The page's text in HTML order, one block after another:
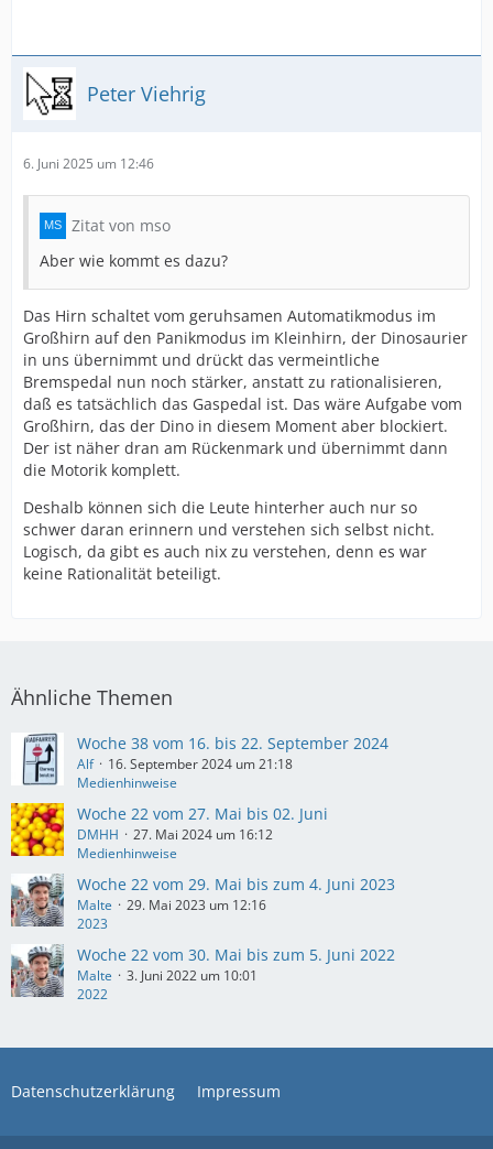
Peter Viehrig
6. Juni 2025 um 12:46
Zitat von mso
Aber wie kommt es dazu?
Das Hirn schaltet vom geruhsamen Automatikmodus im
Großhirn auf den Panikmodus im Kleinhirn, der Dinosaurier
in uns übernimmt und drückt das vermeintliche
Bremspedal nun noch stärker, anstatt zu rationalisieren,
daß es tatsächlich das Gaspedal ist. Das wäre Aufgabe vom
Großhirn, das der Dino in diesem Moment aber blockiert.
Der ist näher dran am Rückenmark und übernimmt dann
die Motorik komplett.
Deshalb können sich die Leute hinterher auch nur so
schwer daran erinnern und verstehen sich selbst nicht.
Logisch, da gibt es auch nix zu verstehen, denn es war
keine Rationalität beteiligt.
Ähnliche Themen
Woche 38 vom 16. bis 22. September 2024
Alf
16. September 2024 um 21:18
Medienhinweise
Woche 22 vom 27. Mai bis 02. Juni
DMHH
27. Mai 2024 um 16:12
Medienhinweise
Woche 22 vom 29. Mai bis zum 4. Juni 2023
Malte
29. Mai 2023 um 12:16
2023
Woche 22 vom 30. Mai bis zum 5. Juni 2022
Malte
3. Juni 2022 um 10:01
2022
Datenschutzerklärung Impressum